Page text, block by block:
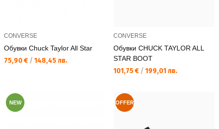
CONVERSE
Обувки Chuck Taylor All Star
Текуща цена:
75,90 € / 148,45 лв.
CONVERSE
Обувки CHUCK TAYLOR ALL
STAR BOOT
Текуща цена:
101,75 € / 199,01 лв.
NEW OFFER